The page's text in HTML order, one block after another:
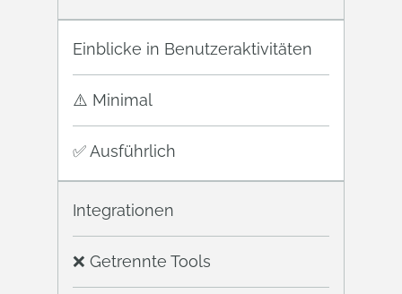
Einblicke in Benutzeraktivitäten
⚠️ Minimal
✅ Ausführlich
Integrationen
❌ Getrennte Tools